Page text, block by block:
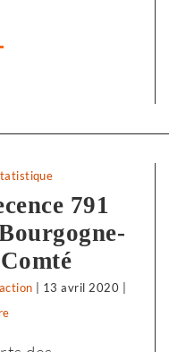
791
13 avril 2020